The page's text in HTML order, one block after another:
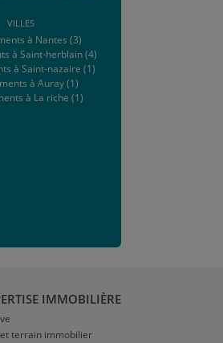
VILLES
à Nantes (3)
à Saint-herblain (4)
à Saint-nazaire (1)
à Auray (1)
à La riche (1)
IMMOBILIÈRE
terrain immobilier